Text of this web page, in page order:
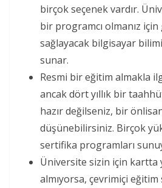
birçok seçenek vardır.
bir programcı olmanız
sağlayacak bilgisayar
sunar.
Resmi bir eğitim almakla
ancak dört yıllık bir
hazır değilseniz, bir
düşünebilirsiniz. Birçok
sertifika programları
Üniversite sizin için kartta
almıyorsa, çevrimiçi